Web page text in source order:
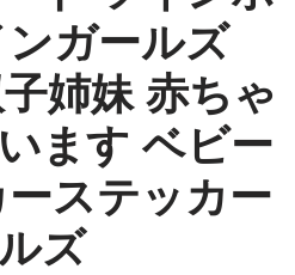
ガールズ
姉妹 赤ちゃ
ます ベビー
ステッカー
ズ